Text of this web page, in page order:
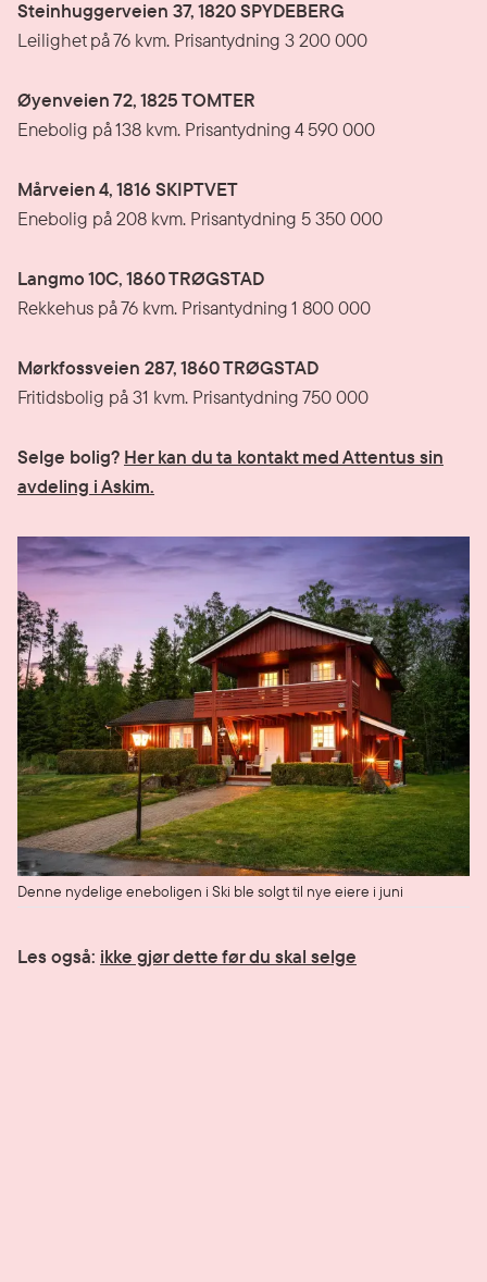
Steinhuggerveien 37, 1820 SPYDEBERG
Leilighet på 76 kvm. Prisantydning 3 200 000
Øyenveien 72, 1825 TOMTER
Enebolig på 138 kvm. Prisantydning 4 590 000
Mårveien 4, 1816 SKIPTVET
Enebolig på 208 kvm. Prisantydning 5 350 000
Langmo 10C, 1860 TRØGSTAD
Rekkehus på 76 kvm. Prisantydning 1 800 000
Mørkfossveien 287, 1860 TRØGSTAD
Fritidsbolig på 31 kvm. Prisantydning 750 000
Selge bolig? Her kan du ta kontakt med Attentus sin
avdeling i Askim.
Denne nydelige eneboligen i Ski ble solgt til nye eiere i juni
Les også: ikke gjør dette før du skal selge